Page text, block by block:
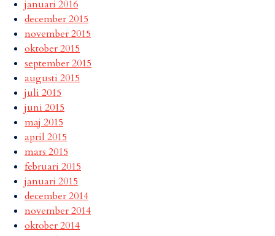
januari 2016
december 2015
november 2015
oktober 2015
september 2015
augusti 2015
juli 2015
juni 2015
maj 2015
april 2015
mars 2015
februari 2015
januari 2015
december 2014
november 2014
oktober 2014